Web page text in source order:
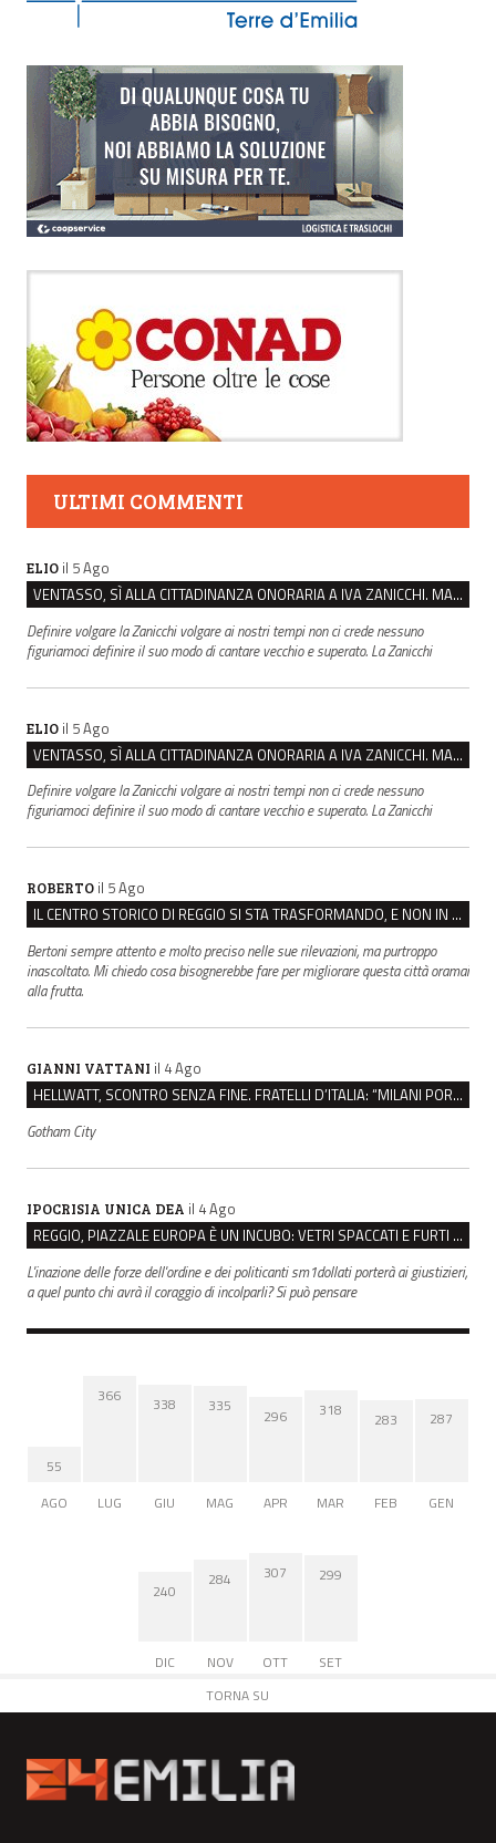
ULTIMI COMMENTI
ELIO il 5 Ago
VENTASSO, SÌ ALLA CITTADINANZA ONORARIA A IVA ZANICCHI. MA BARGIACCHI: “È DI PESSIMO GUSTO”
Definire volgare la Zanicchi volgare ai nostri tempi non ci crede nessuno
figuriamoci definire il suo modo di cantare vecchio e superato. La Zanicchi
ELIO il 5 Ago
VENTASSO, SÌ ALLA CITTADINANZA ONORARIA A IVA ZANICCHI. MA BARGIACCHI: “È DI PESSIMO GUSTO”
Definire volgare la Zanicchi volgare ai nostri tempi non ci crede nessuno
figuriamoci definire il suo modo di cantare vecchio e superato. La Zanicchi
ROBERTO il 5 Ago
IL CENTRO STORICO DI REGGIO SI STA TRASFORMANDO, E NON IN MEGLIO
Bertoni sempre attento e molto preciso nelle sue rilevazioni, ma purtroppo
inascoltato. Mi chiedo cosa bisognerebbe fare per migliorare questa città oramai
alla frutta.
GIANNI VATTANI il 4 Ago
HELLWATT, SCONTRO SENZA FINE. FRATELLI D’ITALIA: “MILANI PORTA DOCUMENTI, DE FRANCO INSULTI”
Gotham City
IPOCRISIA UNICA DEA il 4 Ago
REGGIO, PIAZZALE EUROPA È UN INCUBO: VETRI SPACCATI E FURTI SULLE AUTO IN SOSTA
L'inazione delle forze dell'ordine e dei politicanti sm1dollati porterà ai giustizieri,
a quel punto chi avrà il coraggio di incolparli? Si può pensare
55
AGO
366
LUG
338
GIU
335
MAG
296
APR
318
MAR
283
FEB
287
GEN
240
DIC
284
NOV
307
OTT
299
SET
TORNA SU